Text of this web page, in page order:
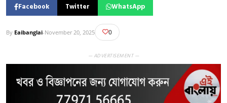
Facebook Twitter WhatsApp
By Eaibanglai-November 20, 2025 0
— ADVERTISEMENT —